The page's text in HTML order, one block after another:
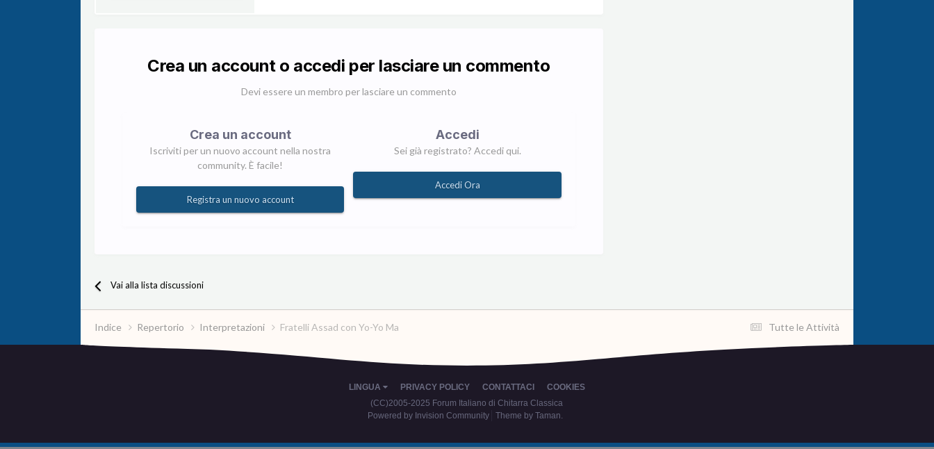
Crea un account o accedi per lasciare un commento
Devi essere un membro per lasciare un commento
Crea un account
Iscriviti per un nuovo account nella nostra
community. È facile!
Registra un nuovo account
Accedi
Sei già registrato? Accedi qui.
Accedi Ora
Vai alla lista discussioni
Tutte le Attività
Indice Repertorio Interpretazioni Fratelli Assad con Yo-Yo Ma
LINGUA PRIVACY POLICY CONTATTACI
COOKIES
(CC)2005-2025 Forum Italiano di Chitarra Classica
Powered by Invision Community
Theme by Taman.